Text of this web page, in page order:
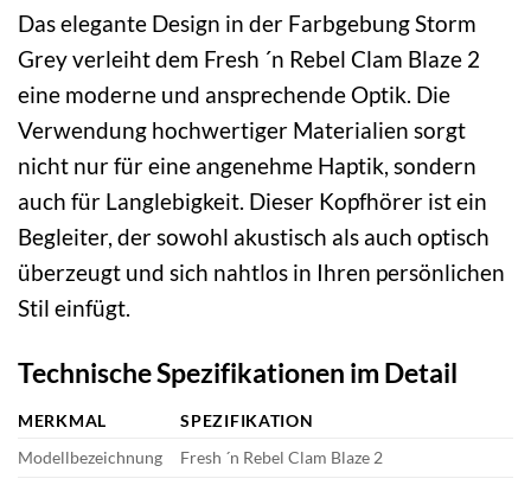
Das elegante Design in der Farbgebung Storm
Grey verleiht dem Fresh ´n Rebel Clam Blaze 2
eine moderne und ansprechende Optik. Die
Verwendung hochwertiger Materialien sorgt
nicht nur für eine angenehme Haptik, sondern
auch für Langlebigkeit. Dieser Kopfhörer ist ein
Begleiter, der sowohl akustisch als auch optisch
überzeugt und sich nahtlos in Ihren persönlichen
Stil einfügt.
Technische Spezifikationen im Detail
MERKMAL
SPEZIFIKATION
Modellbezeichnung
Fresh ´n Rebel Clam Blaze 2